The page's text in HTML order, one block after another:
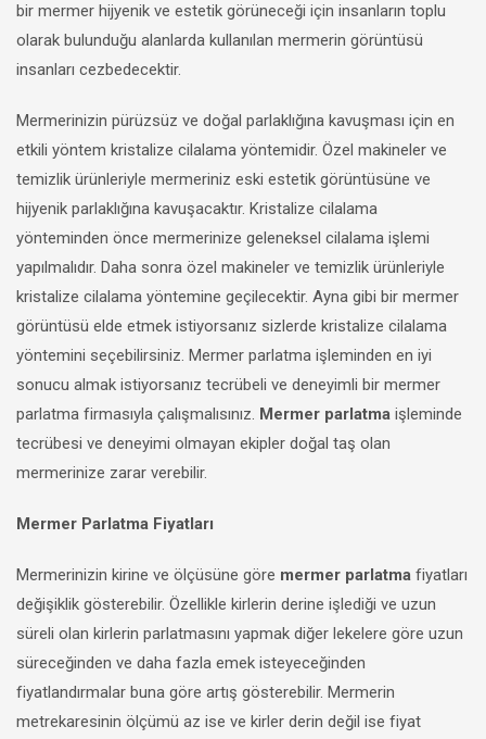
bir mermer hijyenik ve estetik görüneceği için insanların toplu
olarak bulunduğu alanlarda kullanılan mermerin görüntüsü
insanları cezbedecektir.
Mermerinizin pürüzsüz ve doğal parlaklığına kavuşması için en
etkili yöntem kristalize cilalama yöntemidir. Özel makineler ve
temizlik ürünleriyle mermeriniz eski estetik görüntüsüne ve
hijyenik parlaklığına kavuşacaktır. Kristalize cilalama
yönteminden önce mermerinize geleneksel cilalama işlemi
yapılmalıdır. Daha sonra özel makineler ve temizlik ürünleriyle
kristalize cilalama yöntemine geçilecektir. Ayna gibi bir mermer
görüntüsü elde etmek istiyorsanız sizlerde kristalize cilalama
yöntemini seçebilirsiniz. Mermer parlatma işleminden en iyi
sonucu almak istiyorsanız tecrübeli ve deneyimli bir mermer
parlatma firmasıyla çalışmalısınız. Mermer parlatma işleminde
tecrübesi ve deneyimi olmayan ekipler doğal taş olan
mermerinize zarar verebilir.
Mermer Parlatma Fiyatları
Mermerinizin kirine ve ölçüsüne göre mermer parlatma fiyatları
değişiklik gösterebilir. Özellikle kirlerin derine işlediği ve uzun
süreli olan kirlerin parlatmasını yapmak diğer lekelere göre uzun
süreceğinden ve daha fazla emek isteyeceğinden
fiyatlandırmalar buna göre artış gösterebilir. Mermerin
metrekaresinin ölçümü az ise ve kirler derin değil ise fiyat